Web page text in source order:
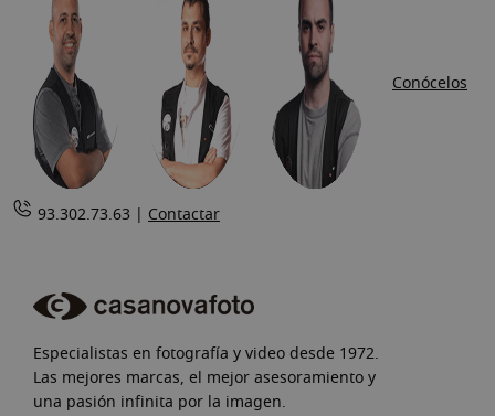
Conócelos
93.302.73.63 | Contactar
Especialistas en fotografía y video desde 1972.
Las mejores marcas, el mejor asesoramiento y
una pasión infinita por la imagen.